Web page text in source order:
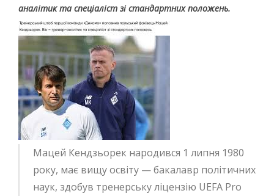
аналітик та спеціаліст зі стандартних положень.
Мацей Кендзьорек народився 1 липня 1980
року, має вищу освіту — бакалавр політичних
наук, здобув тренерську ліцензію UEFA Pro